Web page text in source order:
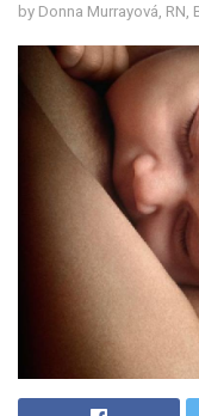
by Donna Murrayová,